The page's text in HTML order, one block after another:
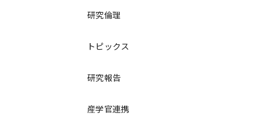
研究倫理
トピックス
研究報告
産学官連携